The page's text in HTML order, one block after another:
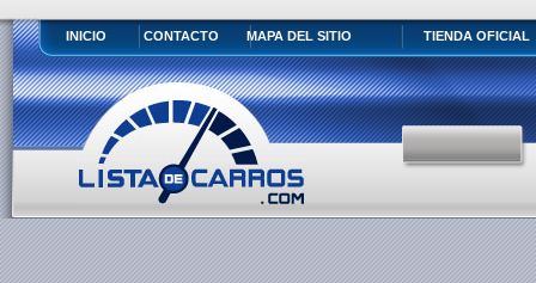
INICIO CONTACTO MAPA DEL SITIO TIENDA OFICIAL